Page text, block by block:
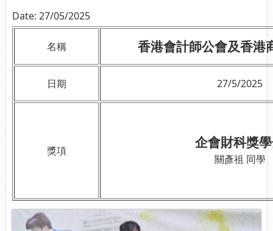
Date: 27/05/2025
名稱 香港會計師公會及香港
日期 27/5/2025
獎項 企會財科獎
關彥祖 同學